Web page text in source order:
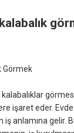
Görmek
kalabalıklar
işaret eder.
iş anlamına gelir.